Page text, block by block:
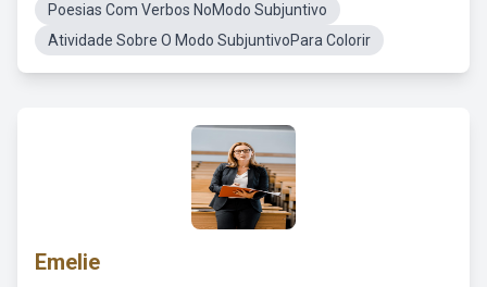
Poesias Com Verbos NoModo Subjuntivo
Atividade Sobre O Modo SubjuntivoPara Colorir
Emelie